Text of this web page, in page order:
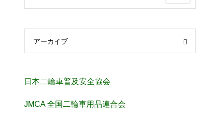
アーカイブ
日本二輪車普及安全協会
JMCA 全国二輪車用品連合会